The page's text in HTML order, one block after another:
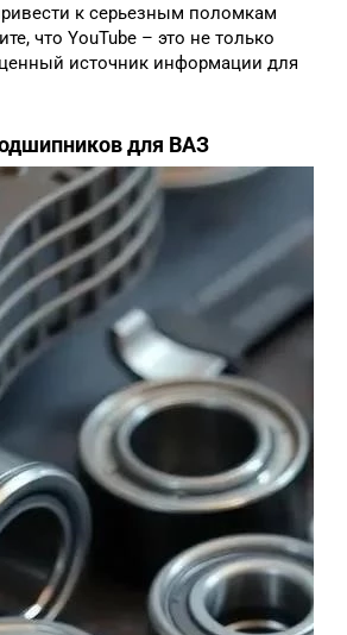
к серьезным поломкам
что YouTube – это не только
источник информации для
для ВАЗ